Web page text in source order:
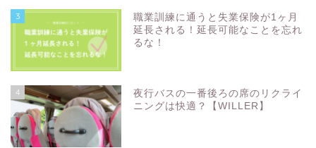
3
職業訓練に通うと失業保険が1ヶ月
延長される！延長可能なことを忘れ
るな！
4
夜行バスの一番後ろの席のリクライ
ニングは快適？【WILLER】